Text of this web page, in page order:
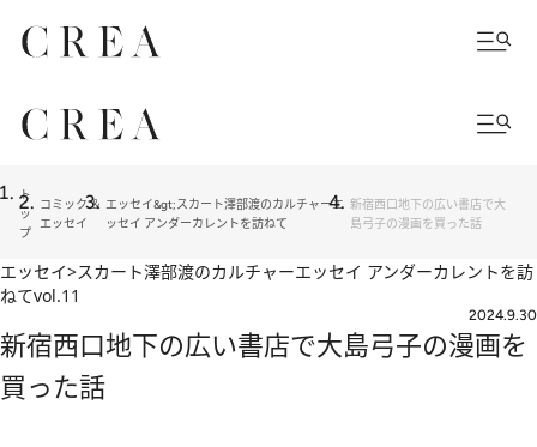
ト
ッ
プ
コミック ＆
エッセイ
エッセイ&gt;スカート澤部渡のカルチャーエ
ッセイ アンダーカレントを訪ねて
新宿西口地下の広い書店で大
島弓子の漫画を買った話
エッセイ>スカート澤部渡のカルチャーエッセイ アンダーカレントを訪
ねてvol.11
2024.9.30
新宿西口地下の広い書店で大島弓子の漫画を
買った話